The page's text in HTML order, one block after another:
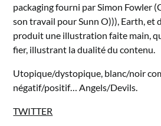
packaging fourni par Simon Fowler
son travail pour Sunn O))), Earth, et
produit une illustration faite main,
fier, illustrant la dualité du contenu.
Utopique/dystopique, blanc/noir
négatif/positif… Angels/Devils.
TWITTER